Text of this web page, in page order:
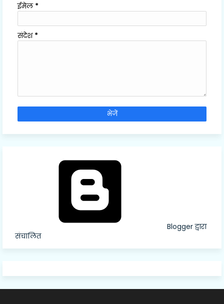
ईमेल *
संदेश *
Blogger द्वारा
संचालित